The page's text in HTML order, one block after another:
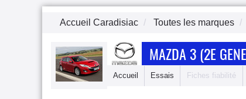
Accueil Caradisiac Toutes les marques
MAZDA 3 (2E
Accueil Essais Fiches fiabilité